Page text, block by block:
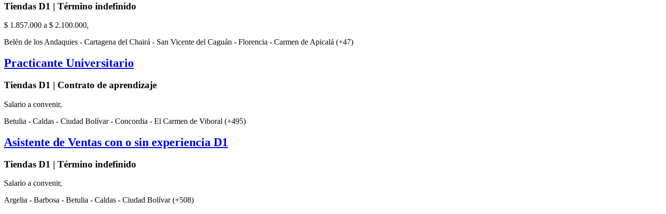
Tiendas D1 | Término indefinido
$ 1.857.000 a $ 2.100.000,
Belén de los Andaquies - Cartagena del Chairá - San Vicente del Caguán - Florencia - Carmen de Apicalá (+47)
Practicante Universitario
Tiendas D1 | Contrato de aprendizaje
Salario a convenir,
Betulia - Caldas - Ciudad Bolívar - Concordia - El Carmen de Viboral (+495)
Asistente de Ventas con o sin experiencia D1
Tiendas D1 | Término indefinido
Salario a convenir,
Argelia - Barbosa - Betulia - Caldas - Ciudad Bolívar (+508)